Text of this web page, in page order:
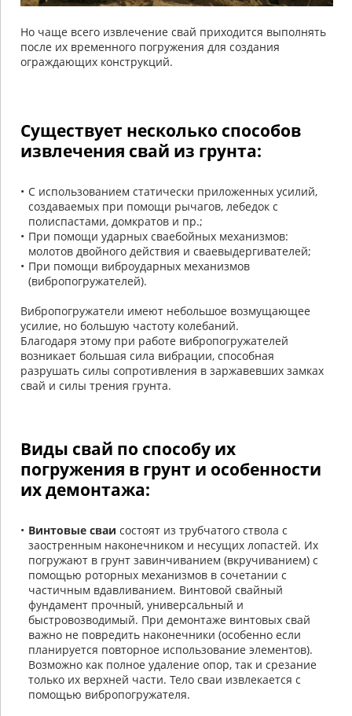
Но чаще всего извлечение свай приходится выполнять
после их временного погружения для создания
ограждающих конструкций.
Существует несколько способов
извлечения свай из грунта:
С использованием статически приложенных усилий,
создаваемых при помощи рычагов, лебедок с
полиспастами, домкратов и пр.;
При помощи ударных сваебойных механизмов:
молотов двойного действия и сваевыдергивателей;
При помощи виброударных механизмов
(вибропогружателей).
Вибропогружатели имеют небольшое возмущающее
усилие, но большую частоту колебаний.
Благодаря этому при работе вибропогружателей
возникает большая сила вибрации, способная
разрушать силы сопротивления в заржавевших замках
свай и силы трения грунта.
Виды свай по способу их
погружения в грунт и особенности
их демонтажа:
Винтовые сваи состоят из трубчатого ствола с
заостренным наконечником и несущих лопастей. Их
погружают в грунт завинчиванием (вкручиванием) с
помощью роторных механизмов в сочетании с
частичным вдавливанием. Винтовой свайный
фундамент прочный, универсальный и
быстровозводимый. При демонтаже винтовых свай
важно не повредить наконечники (особенно если
планируется повторное использование элементов).
Возможно как полное удаление опор, так и срезание
только их верхней части. Тело сваи извлекается с
помощью вибропогружателя.